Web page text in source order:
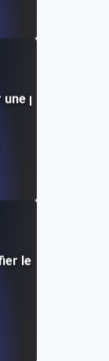
les SLI, les